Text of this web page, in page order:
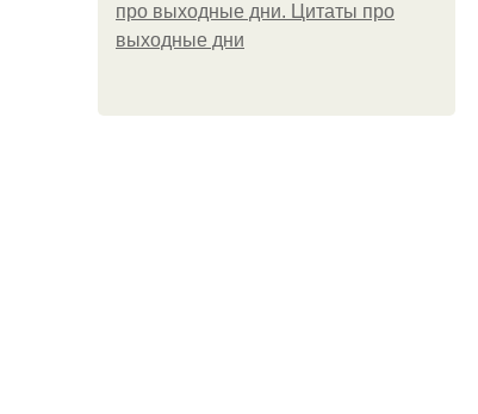
про выходные дни. Цитаты про
выходные дни